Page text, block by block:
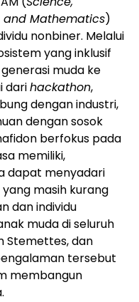
and Mathematics)
nonbiner. Melalui
yang inklusif
muda ke
darihackathon,
dengan industri,
dengan sosok
berfokus pada
memiliki,
dapat menyadari
masih kurang
dan individu
muda di seluruh
Stemettes, dan
tersebut
membangun